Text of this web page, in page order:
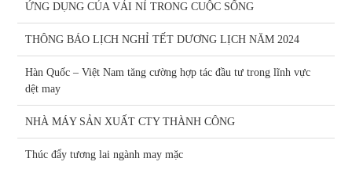
ỨNG DỤNG CỦA VẢI NỈ TRONG CUỘC SỐNG
THÔNG BÁO LỊCH NGHỈ TẾT DƯƠNG LỊCH NĂM 2024
Hàn Quốc – Việt Nam tăng cường hợp tác đầu tư trong lĩnh vực
dệt may
NHÀ MÁY SẢN XUẤT CTY THÀNH CÔNG
Thúc đẩy tương lai ngành may mặc